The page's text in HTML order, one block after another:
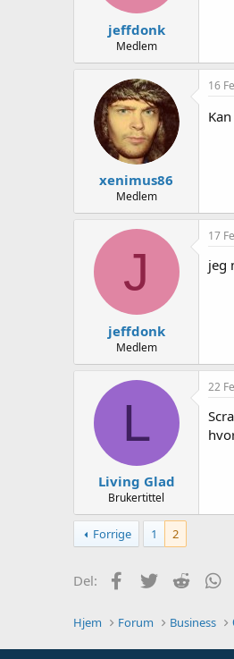
jeffdonk
Medlem
xenimus86
Medlem
16
J
jeffdonk
Medlem
17
jeg
L
Living Glad
Brukertittel
22
Forrige 1 2
Del: Facebook
Twitter Reddit
Hjem Forum Business